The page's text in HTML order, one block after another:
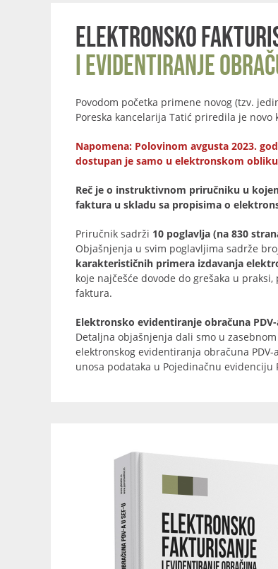
Elektronsko
i evidentiranje
Povodom početka primene novog (tzv.
Poreska kancelarija Tatić priredila je
Napomena: Polovinom avgusta 2023.
dostupan je samo u elektronskom
Reč je o instruktivnom priručniku u
faktura u skladu sa propisima o
Priručnik sadrži 10 poglavlja (na 830
Objašnjenja u svim poglavljima sadrže
karakterističnih primera izdavanja
koje najčešće dovode do grešaka u
faktura.
Elektronsko evidentiranje obračuna
Detaljna objašnjenja dali smo u
elektronskog evidentiranja obračuna
unosa podataka u Pojedinačnu evidenciju